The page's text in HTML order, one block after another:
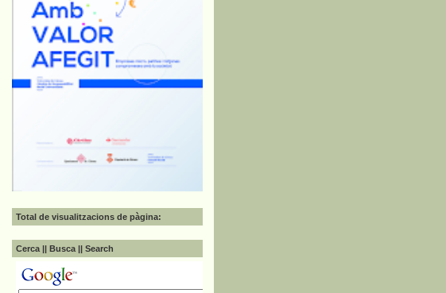
Total de visualitzacions de pàgina:
Cerca || Busca || Search